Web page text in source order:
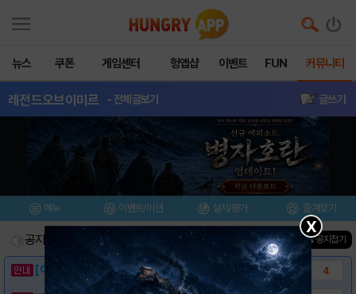
뉴스 쿠폰 게임센터 헝앱샵 이벤트 FUN 커뮤니티
레전드오브이미르 - 전체글보기 글쓰기
메뉴 이벤트/미션 설치/평가 즐겨찾기
공지사항 진행중인 이벤트0건 ▲ 공지접기
[이벤트] 웃음으로 매일매일 해피! 유머 게시.. 4
X